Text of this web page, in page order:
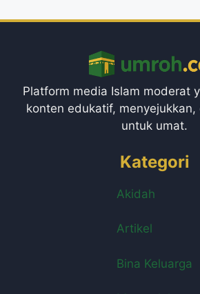
Platform media Islam moderat
konten edukatif,
untuk umat.
Kategori
Akidah
Artikel
Bina Keluarga